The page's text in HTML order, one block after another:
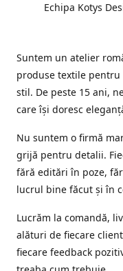
Echipa Kotys
Suntem un atelier
produse textile pentru
stil. De peste 15 ani,
care își doresc
Nu suntem o firmă
grijă pentru detalii.
fără editări în poze,
lucrul bine făcut și în
Lucrăm la comandă,
alături de fiecare
fiecare feedback